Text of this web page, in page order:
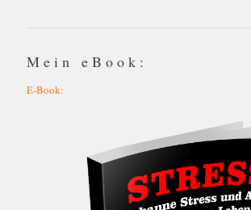
Mein eBook:
E-Book: